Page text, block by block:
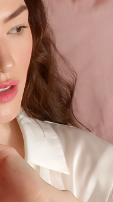
我的設備
我的訂單
我的地址
我的訂閱
Español
Português
Русский
繁體中文
預計送達日期 8/12/26